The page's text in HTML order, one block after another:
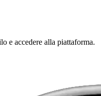
e accedere alla piattaforma.